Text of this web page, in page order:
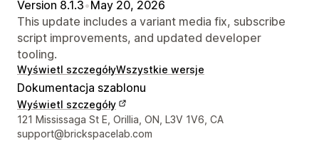
Version 8.1.3•May 20, 2026
This update includes a variant media fix, subscribe
script improvements, and updated developer
tooling.
Wyświetl szczegółyWszystkie wersje
Dokumentacja szablonu
Wyświetl szczegóły
Dane kontaktowe projektanta
121 Mississaga St E, Orillia, ON, L3V 1V6, CA
support@brickspacelab.com